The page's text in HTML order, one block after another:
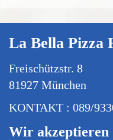
La Bella Pizza
Freischützstr. 8
81927 München
KONTAKT : 089/
Wir akzeptieren